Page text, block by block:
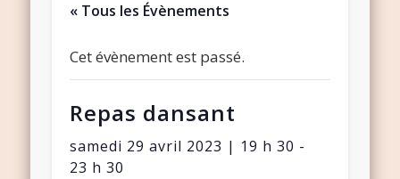
« Tous les Évènements
Cet évènement est passé.
Repas dansant
samedi 29 avril 2023 | 19 h 30 -
23 h 30